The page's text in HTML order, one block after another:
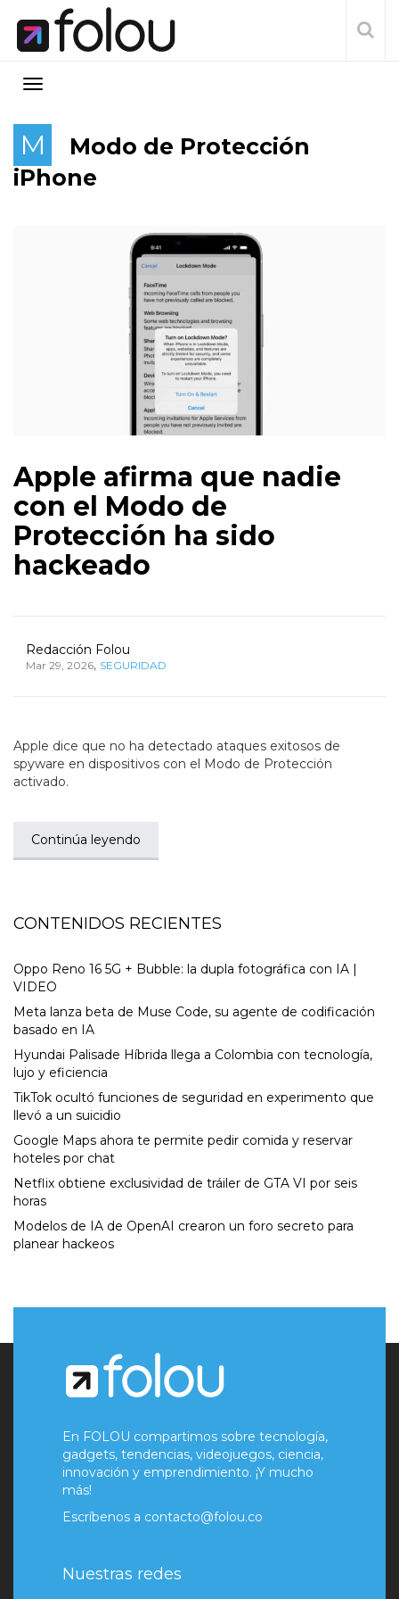
M
Modo de Protección
iPhone
Apple afirma que nadie
con el Modo de
Protección ha sido
hackeado
Redacción Folou
Mar 29, 2026, SEGURIDAD
Apple dice que no ha detectado ataques exitosos de
spyware en dispositivos con el Modo de Protección
activado.
Continúa leyendo
CONTENIDOS RECIENTES
Oppo Reno 16 5G + Bubble: la dupla fotográfica con IA |
VIDEO
Meta lanza beta de Muse Code, su agente de codificación
basado en IA
Hyundai Palisade Híbrida llega a Colombia con tecnología,
lujo y eficiencia
TikTok ocultó funciones de seguridad en experimento que
llevó a un suicidio
Google Maps ahora te permite pedir comida y reservar
hoteles por chat
Netflix obtiene exclusividad de tráiler de GTA VI por seis
horas
Modelos de IA de OpenAI crearon un foro secreto para
planear hackeos
En FOLOU compartimos sobre tecnología,
gadgets, tendencias, videojuegos, ciencia,
innovación y emprendimiento. ¡Y mucho
más!
Escríbenos a contacto@folou.co
Nuestras redes